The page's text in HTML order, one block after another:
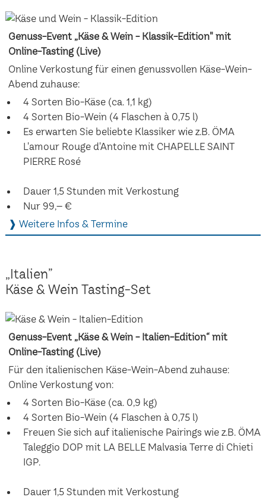
Genuss-Event „Käse & Wein - Klassik-Edition" mit
Online-Tasting (Live)
Online Verkostung für einen genussvollen Käse-Wein-
Abend zuhause:
4 Sorten Bio-Käse (ca. 1,1 kg)
4 Sorten Bio-Wein (4 Flaschen à 0,75 l)
Es erwarten Sie beliebte Klassiker wie z.B. ÖMA
L'amour Rouge d'Antoine mit CHAPELLE SAINT
PIERRE Rosé
Dauer 1,5 Stunden mit Verkostung
Nur 99,– €
❱ Weitere Infos & Termine
„Italien”
Käse & Wein Tasting-Set
Genuss-Event „Käse & Wein - Italien-Edition“ mit
Online-Tasting (Live)
Für den italienischen Käse-Wein-Abend zuhause:
Online Verkostung von:
4 Sorten Bio-Käse (ca. 0,9 kg)
4 Sorten Bio-Wein (4 Flaschen à 0,75 l)
Freuen Sie sich auf italienische Pairings wie z.B. ÖMA
Taleggio DOP mit LA BELLE Malvasia Terre di Chieti
IGP.
Dauer 1,5 Stunden mit Verkostung